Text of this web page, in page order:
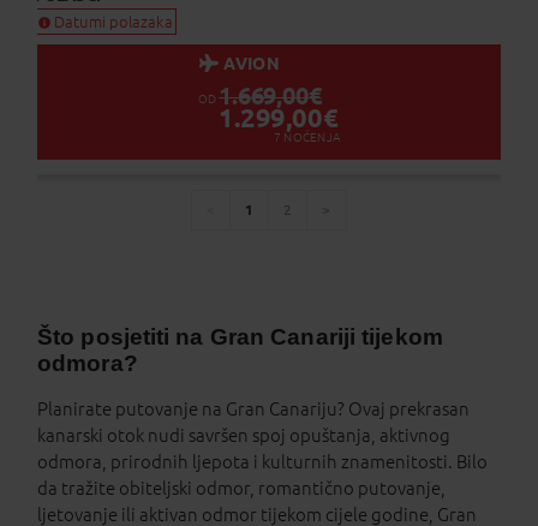
Datumi polazaka
AVION
OD 1.669,00€
1.299,00€
7 NOĆENJA
You're
1
page
2
Što posjetiti na Gran Canariji tijekom
odmora?
Planirate putovanje na Gran Canariju? Ovaj prekrasan
kanarski otok nudi savršen spoj opuštanja, aktivnog
odmora, prirodnih ljepota i kulturnih znamenitosti. Bilo
da tražite obiteljski odmor, romantično putovanje,
ljetovanje ili aktivan odmor tijekom cijele godine, Gran